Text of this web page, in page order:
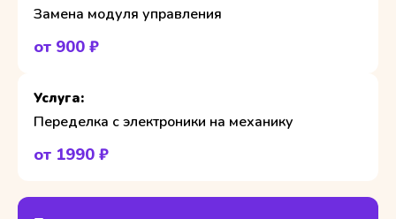
Замена модуля управления
от 900 ₽
Переделка с электроники на механику
от 1990 ₽